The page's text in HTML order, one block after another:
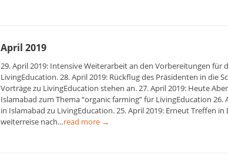
April 2019
29. April 2019: Intensive Weiterarbeit an den Vorbereitungen für
LivingEducation. 28. April 2019: Rückflug des Präsidenten in die
Vorträge zu LivingEducation stehen an. 27. April 2019: Heute
Islamabad zum Thema “organic farming” für LivingEducation 26.
in Islamabad zu LivingEducation. 25. April 2019: Erneut Treffen in
weiterreise nach…read more →